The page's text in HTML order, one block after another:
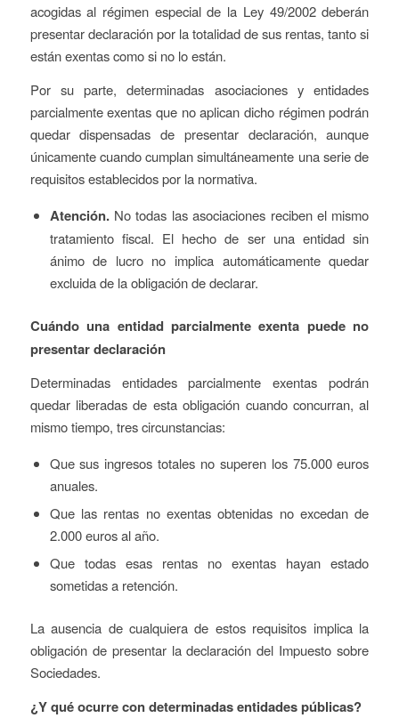
acogidas al régimen especial de la Ley 49/2002 deberán
presentar declaración por la totalidad de sus rentas, tanto si
están exentas como si no lo están.
Por su parte, determinadas asociaciones y entidades
parcialmente exentas que no aplican dicho régimen podrán
quedar dispensadas de presentar declaración, aunque
únicamente cuando cumplan simultáneamente una serie de
requisitos establecidos por la normativa.
Atención. No todas las asociaciones reciben el mismo
tratamiento fiscal. El hecho de ser una entidad sin
ánimo de lucro no implica automáticamente quedar
excluida de la obligación de declarar.
Cuándo una entidad parcialmente exenta puede no
presentar declaración
Determinadas entidades parcialmente exentas podrán
quedar liberadas de esta obligación cuando concurran, al
mismo tiempo, tres circunstancias:
Que sus ingresos totales no superen los 75.000 euros
anuales.
Que las rentas no exentas obtenidas no excedan de
2.000 euros al año.
Que todas esas rentas no exentas hayan estado
sometidas a retención.
La ausencia de cualquiera de estos requisitos implica la
obligación de presentar la declaración del Impuesto sobre
Sociedades.
¿Y qué ocurre con determinadas entidades públicas?